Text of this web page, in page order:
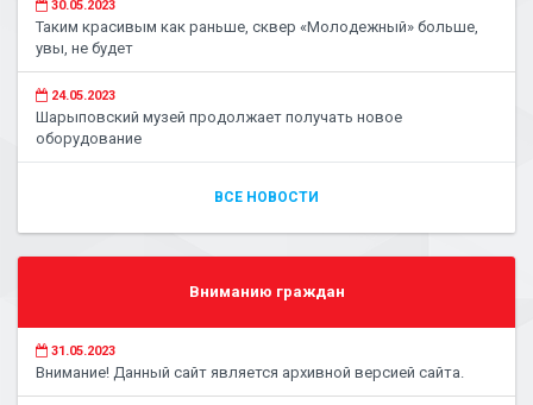
30.05.2023
Таким красивым как раньше, сквер «Молодежный» больше,
увы, не будет
24.05.2023
Шарыповский музей продолжает получать новое
оборудование
ВСЕ НОВОСТИ
Вниманию граждан
31.05.2023
Внимание! Данный сайт является архивной версией сайта.